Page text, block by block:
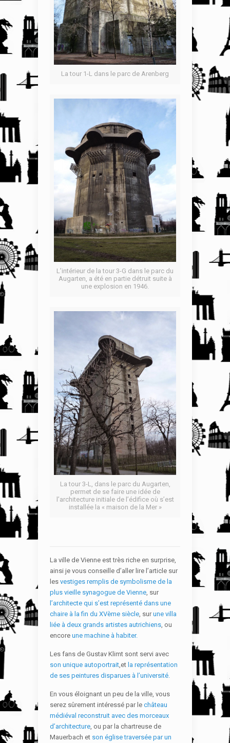
La tour 1-L dans le parc de Arenberg
L’intérieur de la tour 3-G dans le parc du
Augarten, a été en partie détruit suite à
une explosion en 1946.
La tour 3-L, dans le parc du Augarten,
permet de se faire une idée de
l’architecture initiale de l’édifice où s’est
installée la « maison de la Mer »
La ville de Vienne est très riche en surprise,
ainsi je vous conseille d’aller lire l’article sur
les vestiges remplis de symbolisme de la
plus vieille synagogue de Vienne, sur
l’architecte qui s’est représenté dans une
chaire à la fin du XVème siècle, surune villa
liée à deux grands artistes autrichiens, ou
encore une machine à habiter.
Les fans de Gustav Klimt sont servi avec
son unique autoportrait,et la représentation
de ses peintures disparues à l’université.
En vous éloignant un peu de la ville, vous
serez sûrement intéressé par le château
médiéval reconstruit avec des morceaux
d’architecture, ou par la chartreuse de
Mauerbach et son église traversée par un